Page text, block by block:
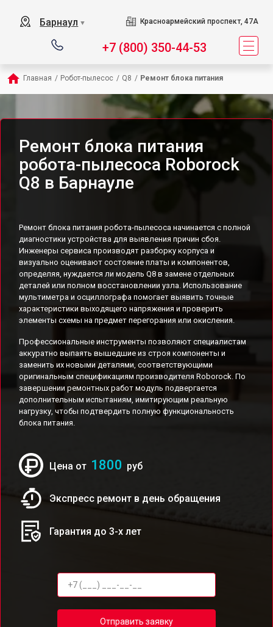
Барнаул ▼ Красноармейский проспект, 47А
+7 (800) 350-44-53
Главная / Робот-пылесос / Q8 / Ремонт блока питания
Ремонт блока питания
робота-пылесоса Roborock
Q8 в Барнауле
Ремонт блока питания робота-пылесоса начинается с полной
диагностики устройства для выявления причин сбоя.
Инженеры сервиса производят разборку корпуса и
визуально оценивают состояние платы и компонентов,
определяя, нуждается ли модель Q8 в замене отдельных
деталей или полном восстановлении узла. Использование
мультиметра и осциллографа помогает выявить точные
характеристики выходящего напряжения и проверить
элементы схемы на предмет перегорания или окисления.
Профессиональные инструменты позволяют специалистам
аккуратно выпаять вышедшие из строя компоненты и
заменить их новыми деталями, соответствующими
оригинальным спецификациям производителя Roborock. По
завершении ремонтных работ модуль подвергается
дополнительным испытаниям, имитирующим реальную
нагрузку, чтобы подтвердить полную функциональность
блока питания.
Цена от 1800 руб
Экспресс ремонт в день обращения
Гарантия до 3-х лет
Отправить заявку